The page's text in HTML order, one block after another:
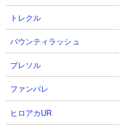
特殊能力： 10%の確率で攻
以下で攻撃力100％アップ
１．眠りたての愛 ニ
無課金編成攻略
【出撃メンバー】
トレクル
バウンティラッシュ
ブレソル
ファンパレ
ヒロアカUR